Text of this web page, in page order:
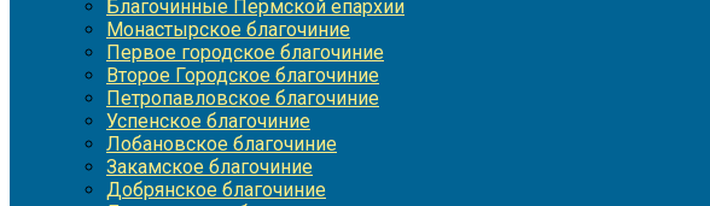
Благочинные Пермской епархии
Монастырское благочиние
Первое городское благочиние
Второе Городское благочиние
Петропавловское благочиние
Успенское благочиние
Лобановское благочиние
Закамское благочиние
Добрянское благочиние